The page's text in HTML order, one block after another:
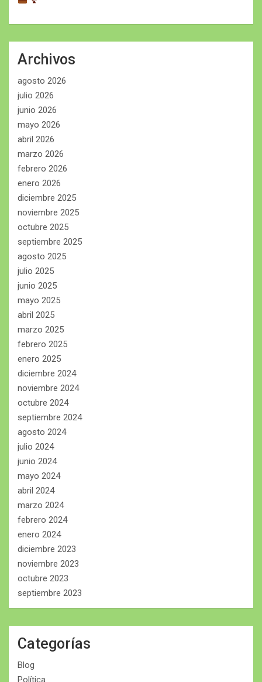
Archivos
agosto 2026
julio 2026
junio 2026
mayo 2026
abril 2026
marzo 2026
febrero 2026
enero 2026
diciembre 2025
noviembre 2025
octubre 2025
septiembre 2025
agosto 2025
julio 2025
junio 2025
mayo 2025
abril 2025
marzo 2025
febrero 2025
enero 2025
diciembre 2024
noviembre 2024
octubre 2024
septiembre 2024
agosto 2024
julio 2024
junio 2024
mayo 2024
abril 2024
marzo 2024
febrero 2024
enero 2024
diciembre 2023
noviembre 2023
octubre 2023
septiembre 2023
Categorías
Blog
Política